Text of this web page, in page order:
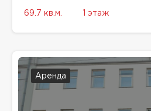
69.7 кв.м. 1 этаж
Аренда